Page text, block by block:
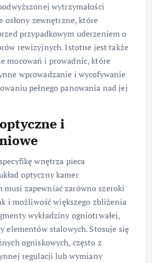
wytrzymałości
osłony zewnętrzne, które
przypadkowym uderzeniem o
rewizyjnych. Istotne jest także
mocowań i prowadnic, które
wprowadzanie i wycofywanie
pełnego panowania nad jej
i
wnętrza pieca
optyczny kamer
musi zapewniać zarówno szeroki
i możliwość większego zbliżenia
wykładziny ogniotrwałej,
elementów stalowych. Stosuje się
ogniskowych, często z
regulacji lub wymiany